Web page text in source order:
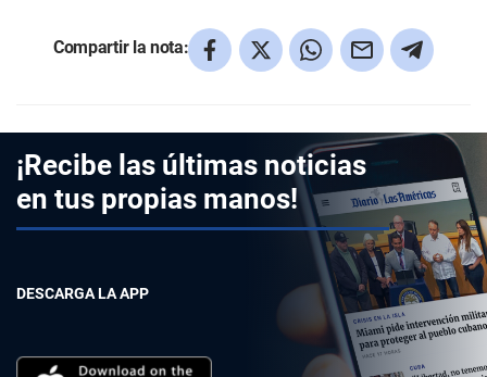
Compartir la nota:
¡Recibe las últimas noticias
en tus propias manos!
DESCARGA LA APP